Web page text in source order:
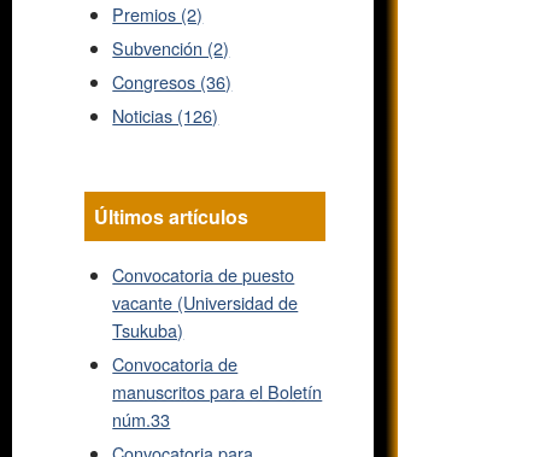
Premios (2)
Subvención (2)
Congresos (36)
Noticias (126)
Últimos artículos
Convocatoria de puesto
vacante (Universidad de
Tsukuba)
Convocatoria de
manuscritos para el Boletín
núm.33